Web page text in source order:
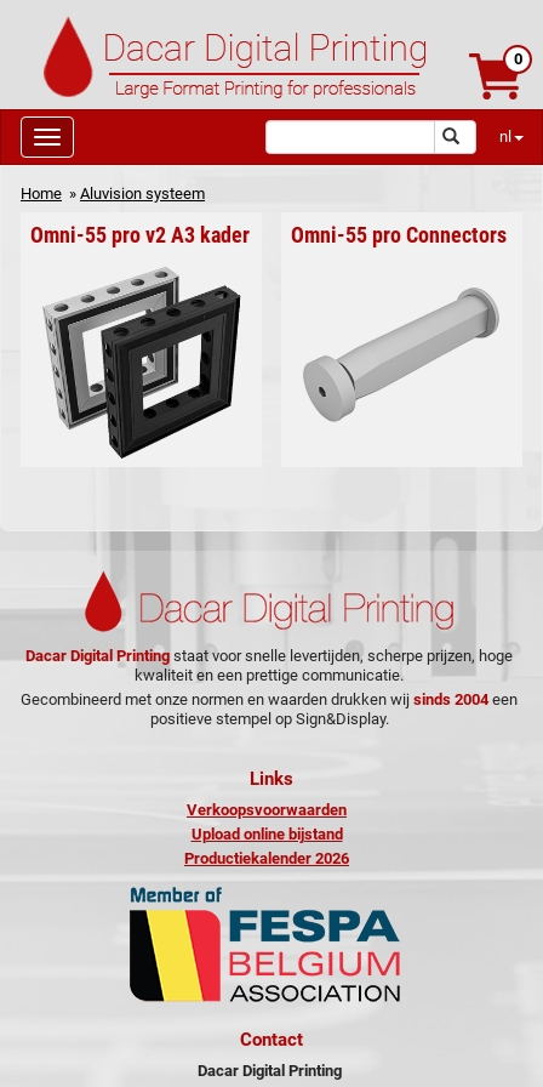
0
nl
Home » Aluvision systeem
Omni-55 pro v2 A3 kader Omni-55 pro Connectors
Dacar Digital Printing staat voor snelle levertijden, scherpe prijzen, hoge
kwaliteit en een prettige communicatie.
Gecombineerd met onze normen en waarden drukken wij sinds 2004een
positieve stempel op Sign&Display.
Links
Verkoopsvoorwaarden
Upload online bijstand
Productiekalender 2026
Contact
Dacar Digital Printing